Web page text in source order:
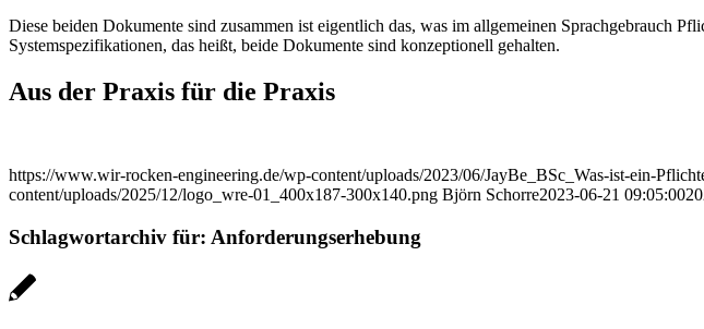
Diese beiden Dokumente sind zusammen ist eigentlich das, was im allgemeinen Sprachgebrauch
Systemspezifikationen, das heißt, beide Dokumente sind konzeptionell gehalten.
Aus der Praxis für die Praxis
https://www.wir-rocken-engineering.de/wp-content/uploads/2023/06/JayBe_BSc_Was-ist-ein-
content/uploads/2025/12/logo_wre-01_400x187-300x140.png Björn Schorre2023-06-21 09:05:00
Schlagwortarchiv für: Anforderungserhebung